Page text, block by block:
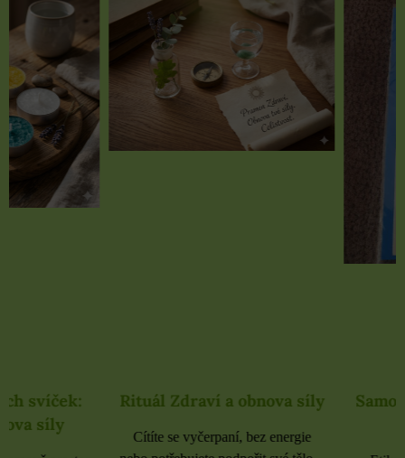
Rituál Zdraví a obnova síly
Cítíte se vyčerpaní, bez energie
Samolepky černé